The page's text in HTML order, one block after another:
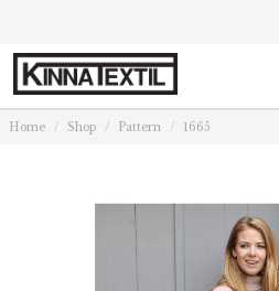
Home Shop Pattern 1665